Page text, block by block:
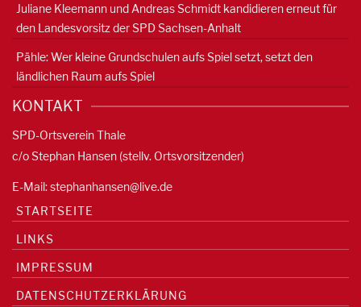
Juliane Kleemann und Andreas Schmidt kandidieren erneut für
den Landesvorsitz der SPD Sachsen-Anhalt
Pähle: Wer kleine Grundschulen aufs Spiel setzt, setzt den
ländlichen Raum aufs Spiel
KONTAKT
SPD-Ortsverein Thale
c/o Stephan Hansen (stellv. Ortsvorsitzender)
E-Mail:stephanhansen@live.de
STARTSEITE
LINKS
IMPRESSUM
DATENSCHUTZERKLÄRUNG